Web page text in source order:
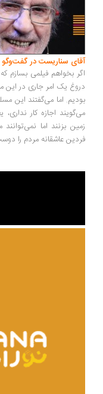
آقای سناریست در گفت‌وگو
اگر بخواهم فیلمی بسازم
دروغ یک امر جاری در
بودیم. اما می‌گفتند این
می‌گویند اجازه کار
زمین بزنند اما
فردین عاشقانه مردم را